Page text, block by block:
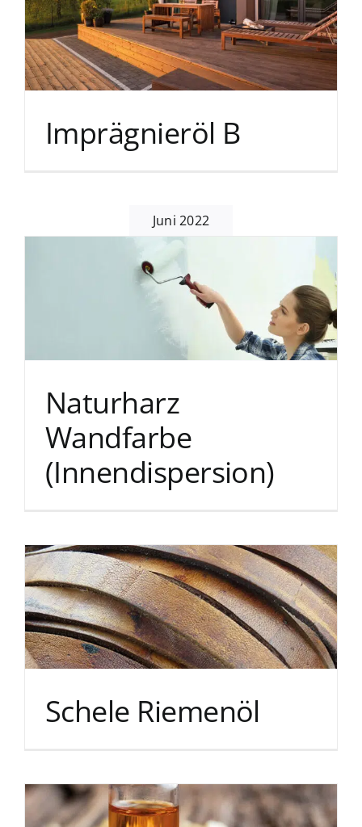
Imprägnieröl B
Juni 2022
Naturharz
Wandfarbe
(Innendispersion)
Schele Riemenöl